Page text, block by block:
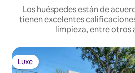
Los huéspedes están de
tienen excelentes
limpieza, entre otros
Luxe
Luxe